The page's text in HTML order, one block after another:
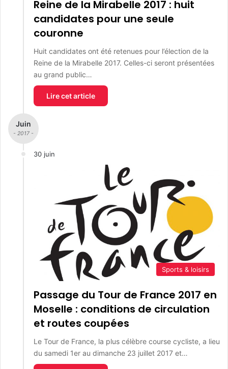
Reine de la Mirabelle 2017 : huit
candidates pour une seule
couronne
Huit candidates ont été retenues pour l’élection de la
Reine de la Mirabelle 2017. Celles-ci seront présentées
au grand public…
Lire cet article
Juin
- 2017 -
30 juin
Sports & loisirs
Passage du Tour de France 2017 en
Moselle : conditions de circulation
et routes coupées
Le Tour de France, la plus célèbre course cycliste, a lieu
du samedi 1er au dimanche 23 juillet 2017 et…